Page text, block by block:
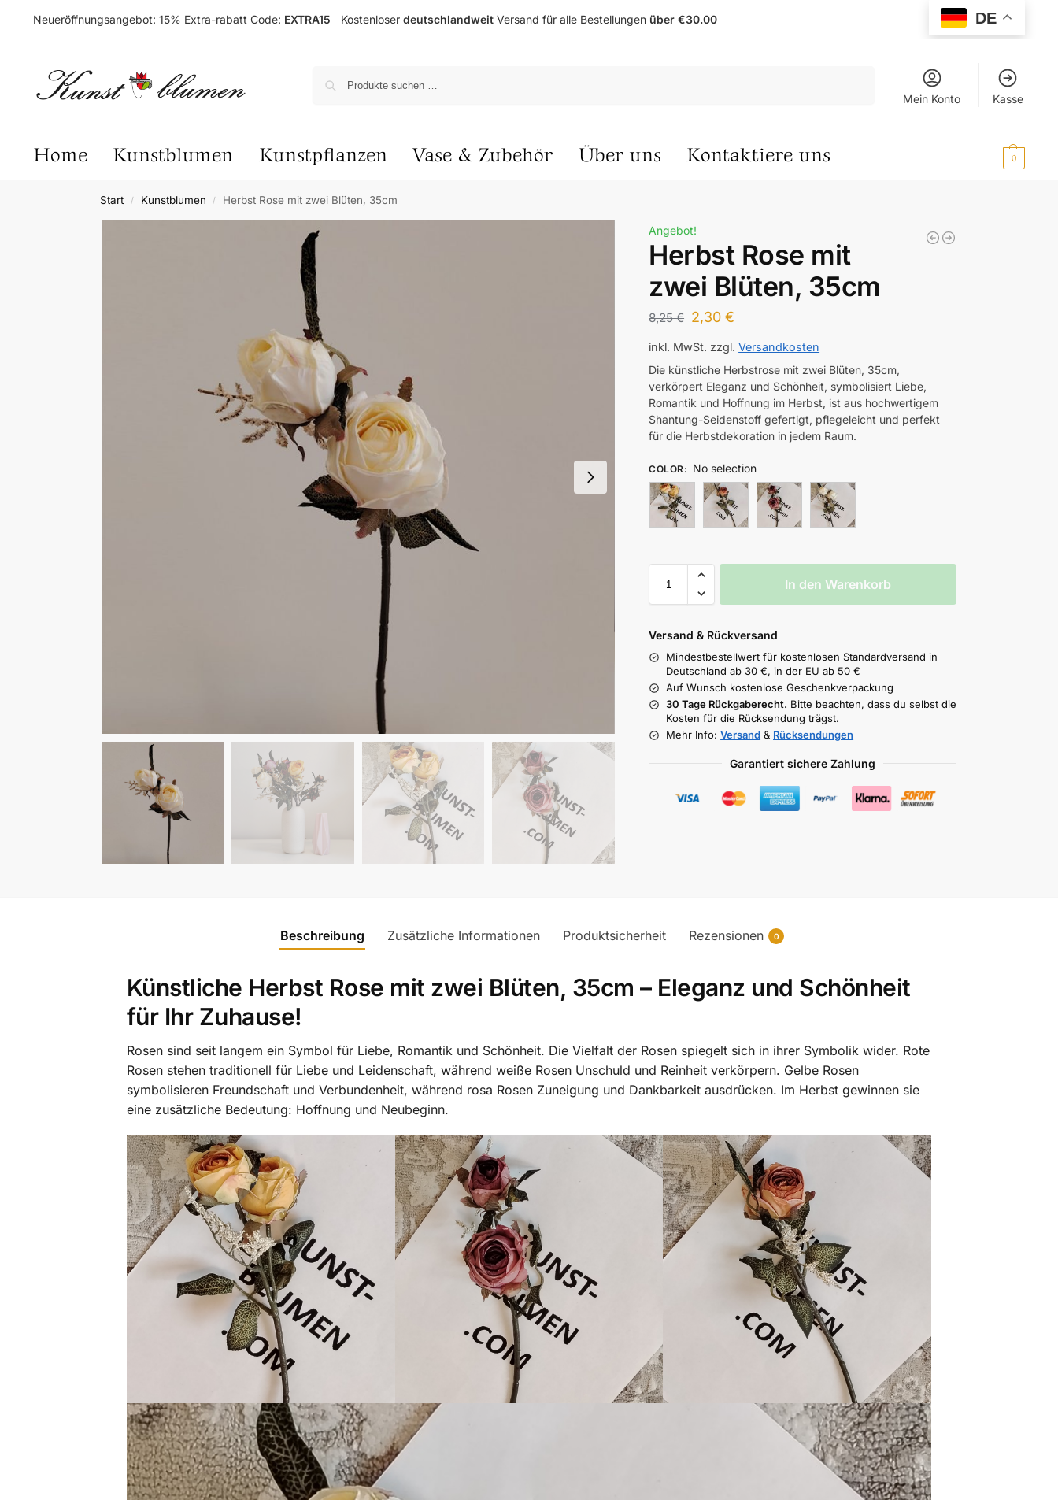
Neueröffnungsangebot: 15% Extra-rabatt Code: EXTRA15 Kostenloser deutschlandweit Versand für alle Bestellungen über €30.00 DE
Mein Konto Kasse
Home Kunstblumen Kunstpflanzen Vase & Zubehör Über uns Kontaktiere uns 0
Start / Kunstblumen / Herbst Rose mit zwei Blüten, 35cm
Angebot!
Herbst Rose mit
zwei Blüten, 35cm
8,25€ 2,30€
inkl. MwSt. zzgl.Versandkosten
Die künstliche Herbstrose mit zwei Blüten, 35cm,
verkörpert Eleganz und Schönheit, symbolisiert Liebe,
Romantik und Hoffnung im Herbst, ist aus hochwertigem
Shantung-Seidenstoff gefertigt, pflegeleicht und perfekt
für die Herbstdekoration in jedem Raum.
COLOR: No selection
In den Warenkorb
Versand & Rückversand
Mindestbestellwert für kostenlosen Standardversand in
Deutschland ab 30 €, in der EU ab 50 €
Auf Wunsch kostenlose Geschenkverpackung
30 Tage Rückgaberecht. Bitte beachten, dass du selbst die
Kosten für die Rücksendung trägst.
Mehr Info:Versand & Rücksendungen
Garantiert sichere Zahlung
Beschreibung Zusätzliche Informationen Produktsicherheit Rezensionen 0
Künstliche Herbst Rose mit zwei Blüten, 35cm – Eleganz und Schönheit
für Ihr Zuhause!
Rosen sind seit langem ein Symbol für Liebe, Romantik und Schönheit. Die Vielfalt der Rosen spiegelt sich in ihrer Symbolik wider. Rote
Rosen stehen traditionell für Liebe und Leidenschaft, während weiße Rosen Unschuld und Reinheit verkörpern. Gelbe Rosen
symbolisieren Freundschaft und Verbundenheit, während rosa Rosen Zuneigung und Dankbarkeit ausdrücken. Im Herbst gewinnen sie
eine zusätzliche Bedeutung: Hoffnung und Neubeginn.